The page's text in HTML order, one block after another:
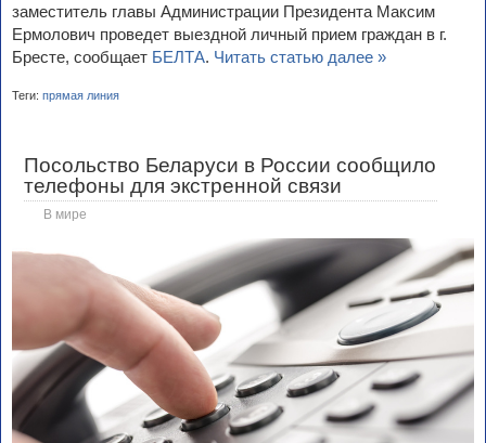
заместитель главы Администрации Президента Максим
Ермолович проведет выездной личный прием граждан в г.
Бресте, сообщает БЕЛТА. Читать статью далее »
Теги: прямая линия
Посольство Беларуси в России сообщило
телефоны для экстренной связи
В мире